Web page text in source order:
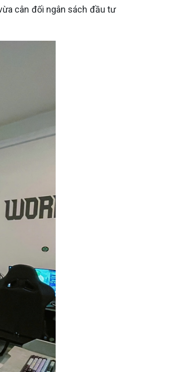
cân đối ngân sách đầu tư